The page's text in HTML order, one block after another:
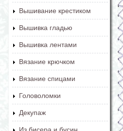
Вышивание крестиком
Вышивка гладью
Вышивка лентами
Вязание крючком
Вязание спицами
Головоломки
Декупаж